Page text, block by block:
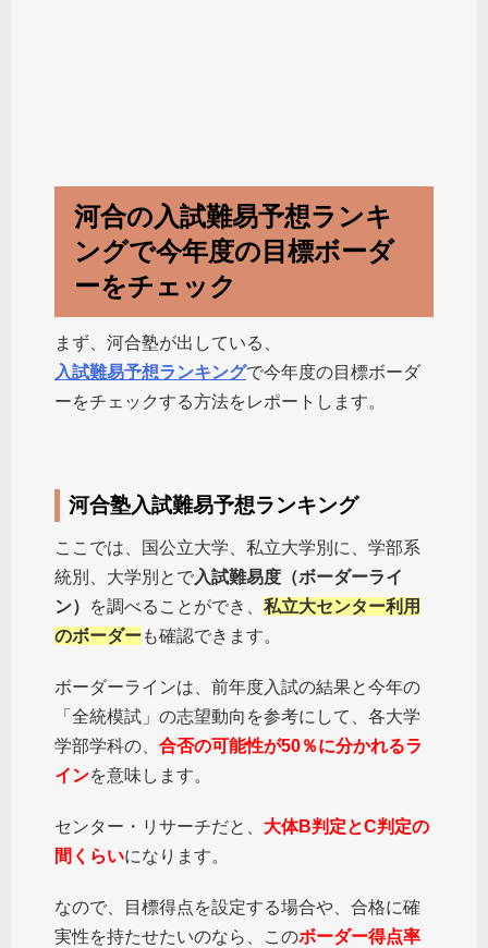
河合の入試難易予想ランキ
ングで今年度の目標ボーダ
ーをチェック
まず、河合塾が出している、
入試難易予想ランキングで今年度の目標ボーダ
ーをチェックする方法をレポートします。
河合塾入試難易予想ランキング
ここでは、国公立大学、私立大学別に、学部系
統別、大学別とで入試難易度（ボーダーライ
ン）
を調べることができ、 私立大センター利用
のボーダーも確認できます。
ボーダーラインは、前年度入試の結果と今年の
「全統模試」の志望動向を参考にして、各大学
学部学科の、 合否の可能性が50％に分かれるラ
インを意味します。
センター・リサーチだと、 大体B判定とC判定の
間くらいになります。
なので、目標得点を設定する場合や、合格に確
実性を持たせたいのなら、このボーダー得点率